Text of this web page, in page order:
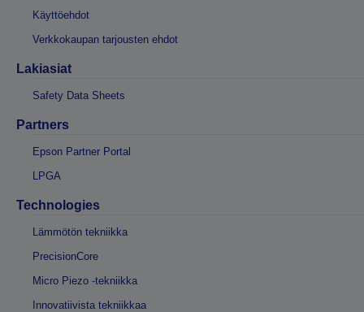
Käyttöehdot
Verkkokaupan tarjousten ehdot
Lakiasiat
Safety Data Sheets
Partners
Epson Partner Portal
LPGA
Technologies
Lämmötön tekniikka
PrecisionCore
Micro Piezo -tekniikka
Innovatiivista tekniikkaa